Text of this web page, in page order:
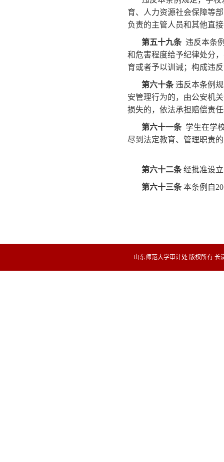
育、人力资源社会保障等
负责的主管人员和其他直
第五十九条违反本条
和危害程度给予纪律处分
育或者予以训诫；构成违
第六十条 违反本条例
安管理行为的，由公安机
损失的，依法承担赔偿责
第六十一条学生在学
尽到法定教育、管理职责
第六十二条 经批准设
第六十三条 本条例自
山东师范大学审计处 版权所有 长